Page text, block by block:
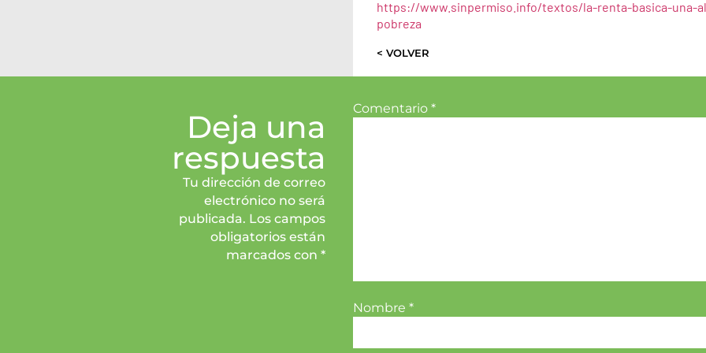
https://www.sinpermiso.info/textos/la-renta-basica-
pobreza
< VOLVER
Deja una
respuesta
Tu dirección de correo
electrónico no será
publicada. Los campos
obligatorios están
marcados con *
Comentario *
Nombre *